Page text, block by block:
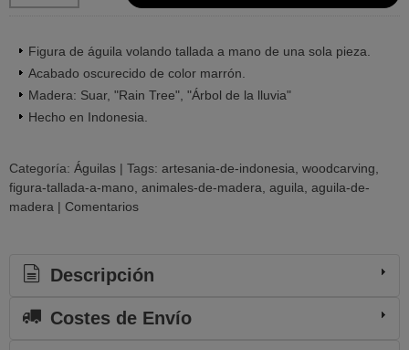
Figura de águila volando tallada a mano de una sola pieza.
Acabado oscurecido de color marrón.
Madera: Suar, "Rain Tree", "Árbol de la lluvia"
Hecho en Indonesia.
Categoría: Águilas | Tags: artesania-de-indonesia woodcarving
figura-tallada-a-mano animales-de-madera aguila aguila-de-
madera | Comentarios
Descripción
Costes de Envío